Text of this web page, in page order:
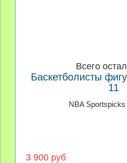
Всего
Баскетболисты
11
NBA
3 900 руб